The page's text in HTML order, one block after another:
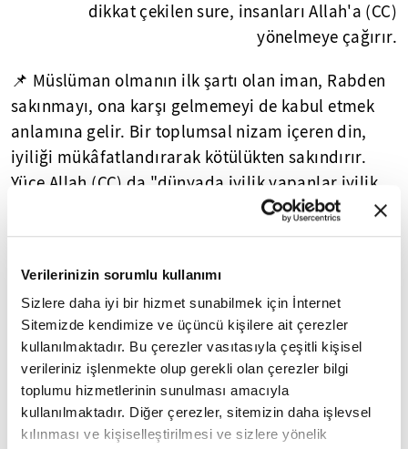
Verilerinizin sorumlu kullanımı
Sizlere daha iyi bir hizmet sunabilmek için İnternet
Sitemizde kendimize ve üçüncü kişilere ait çerezler
kullanılmaktadır. Bu çerezler vasıtasıyla çeşitli kişisel
verileriniz işlenmekte olup gerekli olan çerezler bilgi
toplumu hizmetlerinin sunulması amacıyla
kullanılmaktadır. Diğer çerezler, sitemizin daha işlevsel
kılınması ve kişiselleştirilmesi ve sizlere yönelik
dikkat çekilen sure, insanları Allah'a (CC)
yönelmeye çağırır.
📌 Müslüman olmanın ilk şartı olan iman, Rabden
sakınmayı, ona karşı gelmemeyi de kabul etmek
anlamına gelir. Bir toplumsal nizam içeren din,
iyiliği mükâfatlandırarak kötülükten sakındırır.
Yüce Allah (CC) da "dünyada iyilik yapanlar iyilik
bulacaklardır" buyurarak bizleri dünyada iyilik
yapmaya ve toplumsal huzur için çalışmaya sevk
Cömertlikle ilgili ayet ve hadisleri okumak için
tıklayın
/10 🔲 Nahl suresi